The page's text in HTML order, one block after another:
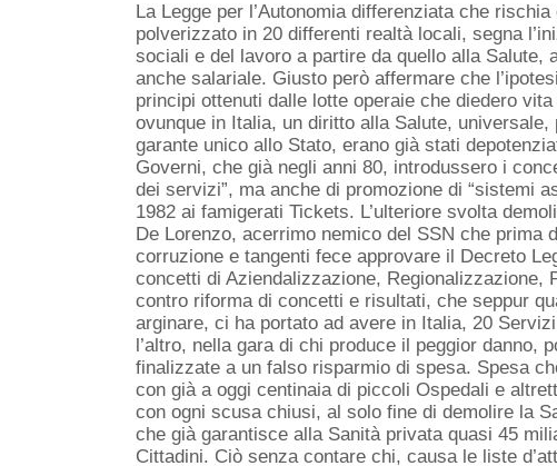
La Legge per l’Autonomia differenziata che
polverizzato in 20 differenti realtà locali, segna
sociali e del lavoro a partire da quello alla Salute,
anche salariale. Giusto però affermare che
principi ottenuti dalle lotte operaie che diedero
ovunque in Italia, un diritto alla Salute,
garante unico allo Stato, erano già stati
Governi, che già negli anni 80, introdussero i
dei servizi”, ma anche di promozione di “sistemi
1982 ai famigerati Tickets. L’ulteriore svolta
De Lorenzo, acerrimo nemico del SSN che prima
corruzione e tangenti fece approvare il Decreto
concetti di Aziendalizzazione,
contro riforma di concetti e risultati, che seppur
arginare, ci ha portato ad avere in Italia, 20
l’altro, nella gara di chi produce il peggior
finalizzate a un falso risparmio di spesa. Spesa
con già a oggi centinaia di piccoli Ospedali e
con ogni scusa chiusi, al solo fine di demolire la
che già garantisce alla Sanità privata quasi 45
Cittadini. Ciò senza contare chi, causa le liste